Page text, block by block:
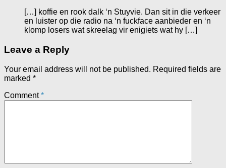
[…] koffie en rook dalk ‘n Stuyvie. Dan sit in die verkeer
en luister op die radio na ‘n fuckface aanbieder en ‘n
klomp losers wat skreelag vir enigiets wat hy […]
Leave a Reply
Your email address will not be published. Required fields are
marked *
Comment*